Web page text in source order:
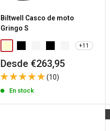
Biltwell Casco de moto
Gringo S
+11
Precio
de
venta
Desde €263,95
(10)
En stock